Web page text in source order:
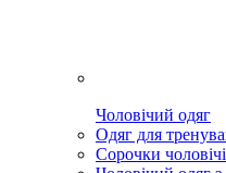
Чоловічий одяг
Одяг для
Сорочки чоловічі